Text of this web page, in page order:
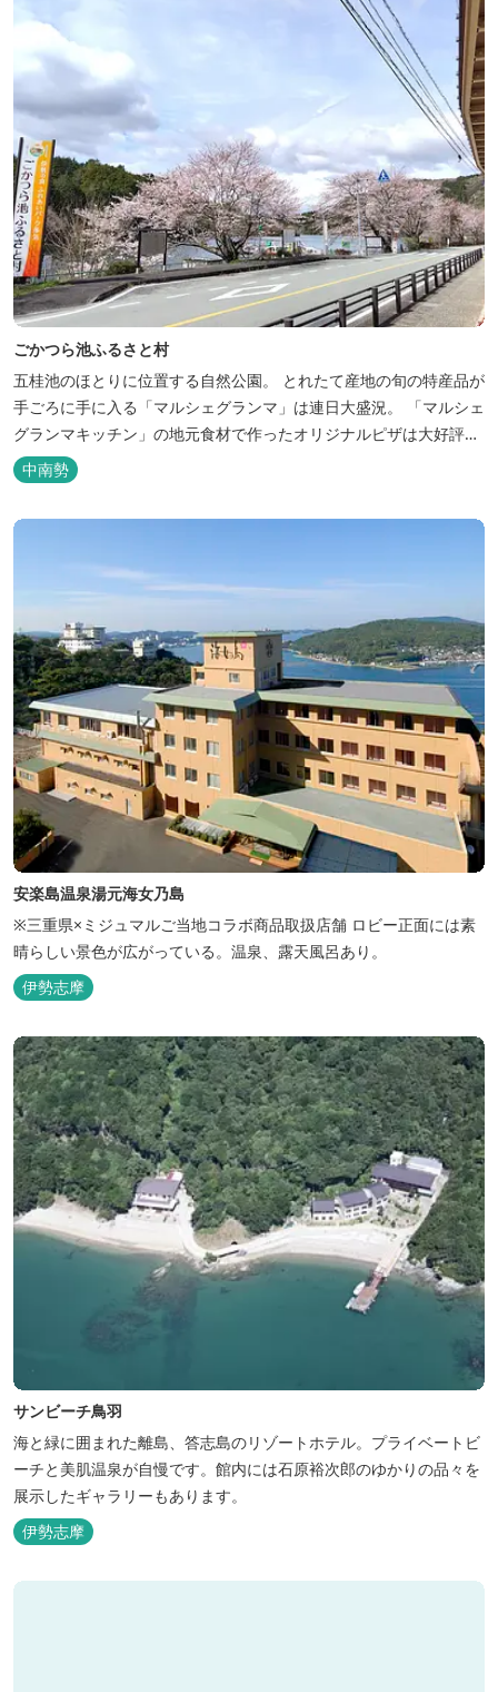
ごかつら池ふるさと村
五桂池のほとりに位置する自然公園。 とれたて産地の旬の特産品が
手ごろに手に入る「マルシェグランマ」は連日大盛況。 「マルシェ
グランマキッチン」の地元食材で作ったオリジナルピザは大好評！
バーベキューも楽しめます。食材と必要な道具がセットになった
「手ぶらバーベキューセット」も人気です。 『ごかつら池どうぶつ
中南勢
安楽島温泉湯元海女乃島
※三重県×ミジュマルご当地コラボ商品取扱店舗 ロビー正面には素
晴らしい景色が広がっている。温泉、露天風呂あり。
伊勢志摩
サンビーチ鳥羽
海と緑に囲まれた離島、答志島のリゾートホテル。プライベートビ
ーチと美肌温泉が自慢です。館内には石原裕次郎のゆかりの品々を
展示したギャラリーもあります。
伊勢志摩